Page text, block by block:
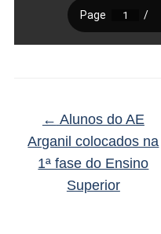
← Alunos do AE
Arganil colocados na
1ª fase do Ensino
Superior